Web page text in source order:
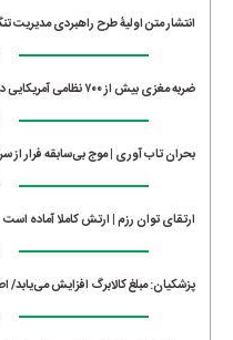
انتشار متن اولیۀ طرح راهبردی مدیریت
ضربه مغزی بیش از ۷۰۰ نظامی آمریکایی در حملات ایران
بحران تاب آوری | موج بی‌سابقه فرار از
ارتقای توان رزم | ارتش کاملا آماده است
پزشکیان: مبلغ کالابرگ افزایش می‌یابد/